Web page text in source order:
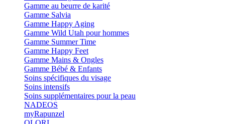
Gamme au beurre de karité
Gamme Salvia
Gamme Happy Aging
Gamme Wild Utah pour hommes
Gamme Summer Time
Gamme Happy Feet
Gamme Mains & Ongles
Gamme Bébé & Enfants
Soins spécifiques du visage
Soins intensifs
Soins supplémentaires pour la peau
NADEOS
myRapunzel